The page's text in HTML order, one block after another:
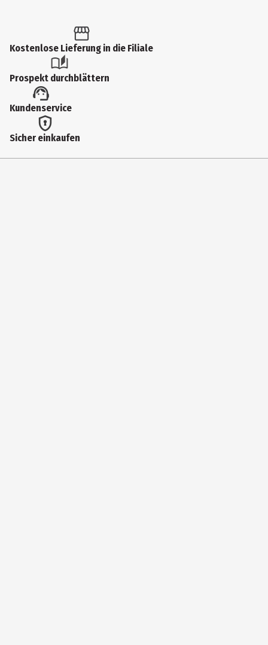
Produkttyp
Spezialhelfer (Sammelkategorie)
9 cm
Kostenlose Lieferung in die Filiale
Prospekt durchblättern
Kundenservice
Sicher einkaufen